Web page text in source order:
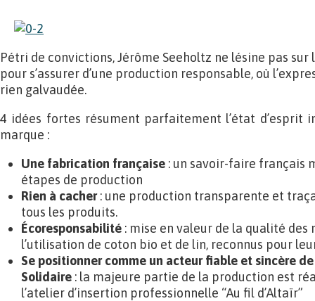
Pétri de convictions, Jérôme Seeholtz ne lésine pas
pour s’assurer d’une production responsable, où
rien galvaudée.
4 idées fortes résument parfaitement l’état d’esprit
marque :
Une fabrication française : un savoir-faire français
étapes de production
Rien à cacher: une production transparente et
tous les produits.
Écoresponsabilité : mise en valeur de la qualité
l’utilisation de coton bio et de lin, reconnus pour
Se positionner comme un acteur fiable et sincère de
Solidaire : la majeure partie de la production est
l’atelier d’insertion professionnelle “Au fil d’Altaïr”